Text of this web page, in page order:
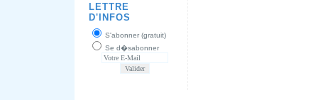
LETTRE
D'INFOS
S'abonner (gratuit)
Se d�sabonner